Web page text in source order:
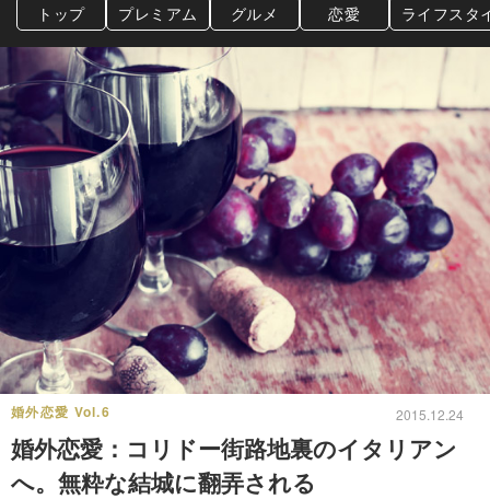
トップ プレミアム グルメ 恋愛 ライフスタ
婚外恋愛 Vol.6 2015.12.24
婚外恋愛：コリドー街路地裏のイタリアン
へ。無粋な結城に翻弄される